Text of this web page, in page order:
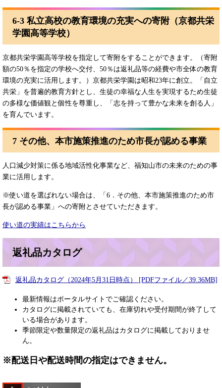
6-3 私立高校の教育環境の充実への寄附（京都共栄
学園高等学校）
京都共栄学園高等学校を指定して寄附をすることができます。（寄附
額の50％を指定の学校へ交付、50％は返礼品等の経費や市全体の教育
環境の充実に活⽤します。）京都共栄学園は昭和23年に創立。「自立
共栄」を普遍的教育方針とし、⽣徒の幸福な⼈⽣を実現するため生徒
の多様な価値観と個性を尊重し、「志を持って豊かな未来を創る人」
を育んでいます。
7 その他、本市施策推進のため市長が認める事業
人口減少対策に係る地域活性化事業など、福知山市の未来のための事
業に活用します。
※使い道を選ばれない場合は、「6．その他、本市施策推進のため市
長が認める事業」への寄附とさせていただきます。
使い道の実績はこちらから
返礼品カタログ
返礼品カタログ（2024年5月31日時点） [PDFファイル／39.36MB]
最新情報はポータルサイトでご確認ください。
カタログに掲載されていても、在庫切れや受付期間が終了して
いる場合があります。
季節限定や数量限定の返礼品はカタログに掲載しておりませ
ん。
※配送日や配送時間の指定はできません。